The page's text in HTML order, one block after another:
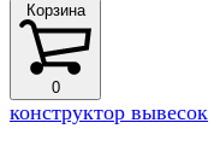
Корзина
0Корзина
(0)
конструктор вывесок